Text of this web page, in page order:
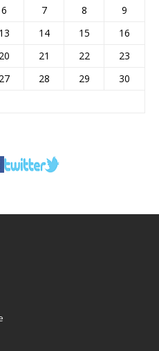
6 7 8
9
13 14 15
16
20 21 22
23
27 28 29
30